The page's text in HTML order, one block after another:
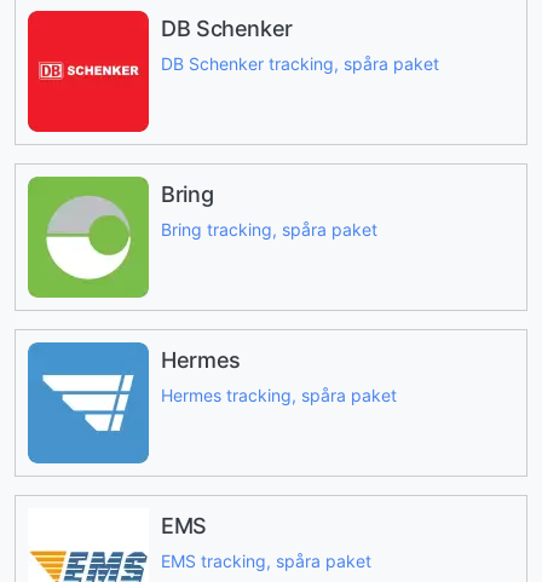
DB Schenker
DB Schenker tracking, spåra paket
Bring
Bring tracking, spåra paket
Hermes
Hermes tracking, spåra paket
EMS
EMS tracking, spåra paket